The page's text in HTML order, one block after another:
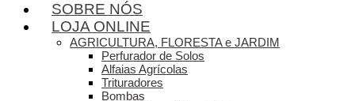
SOBRE NÓS
LOJA ONLINE
AGRICULTURA, FLORESTA e JARDIM
Perfurador de Solos
Alfaias Agrícolas
Trituradores
Bombas